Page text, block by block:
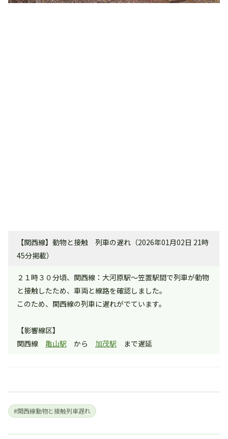
【関西線】動物と接触 列車の遅れ（2026年01月02日 21時
45分掲載）
２１時３０分頃、関西線：大河原駅～笠置駅間で列車が動物
と接触したため、車両と線路を確認しました。
このため、関西線の列車に遅れがでています。
【影響線区】
関西線 亀山駅 から 加茂駅 まで遅延
#関西線動物と接触列車遅れ